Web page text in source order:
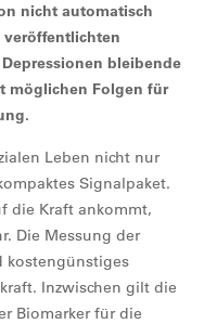
nicht automatisch
veröffentlichten
bleibende
möglichen Folgen für
Leben nicht nur
Signalpaket.
die Kraft ankommt,
Die Messung der
kostengünstiges
Inzwischen gilt die
Biomarker für die